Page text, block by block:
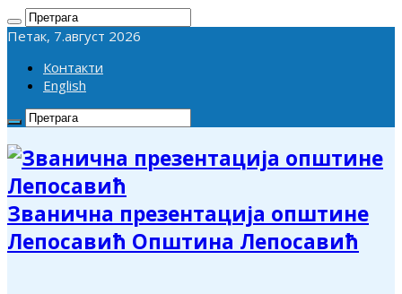
Петак, 7.август 2026
Контакти
English
Званична презентација општине
Лепосавић Општина Лепосавић